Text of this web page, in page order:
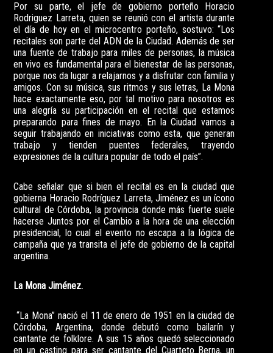
Por su parte, el jefe de gobierno porteño Horacio
Rodriguez Larreta, quien se reunió con el artista durante
el día de hoy en el microcentro porteño, sostuvo: “Los
recitales son parte del ADN de la Ciudad. Además de ser
una fuente de trabajo para miles de personas, la música
en vivo es fundamental para el bienestar de las personas,
porque nos da lugar a relajarnos y a disfrutar con familia y
amigos. Con su música, sus ritmos y sus letras, La Mona
hace exactamente eso, por tal motivo para nosotros es
una alegría su participación en el recital que estamos
preparando para fines de mayo. En la Ciudad vamos a
seguir trabajando en iniciativas como esta, que generan
trabajo y tienden puentes federales, trayendo
expresiones de la cultura popular de todo el país”.
Cabe señalar que si bien el recital es en la ciudad que
gobierna Horacio Rodríguez Larreta, Jiménez es un ícono
cultural de Córdoba, la provincia donde más fuerte suele
hacerse Juntos por el Cambio a la hora de una elección
presidencial, lo cual el evento no escapa a la lógica de
campaña que ya transita el jefe de gobierno de la capital
argentina.
La Mona Jiménez.
“La Mona” nació el 11 de enero de 1951 en la ciudad de
Córdoba, Argentina, donde debutó como bailarín y
cantante de folklore. A sus 15 años quedó seleccionado
en un casting para ser cantante del Cuarteto Berna, un